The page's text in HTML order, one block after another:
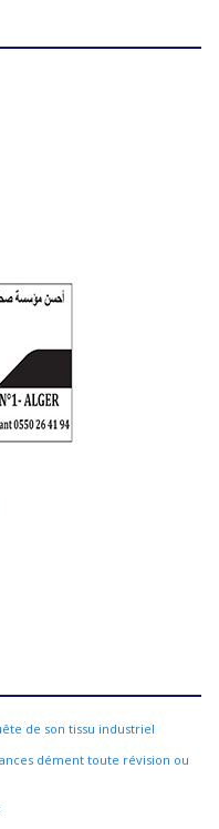
de son tissu industriel
dément toute révision ou